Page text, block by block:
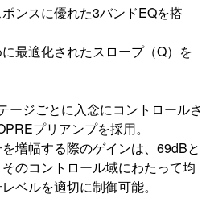
ンスに優れた3バンドEQを搭
最適化されたスロープ（Q）を
ージごとに入念にコントロールさ
プリアンプを採用。
増幅する際のゲインは、69dBと
のコントロール域にわたって均
ベルを適切に制御可能。